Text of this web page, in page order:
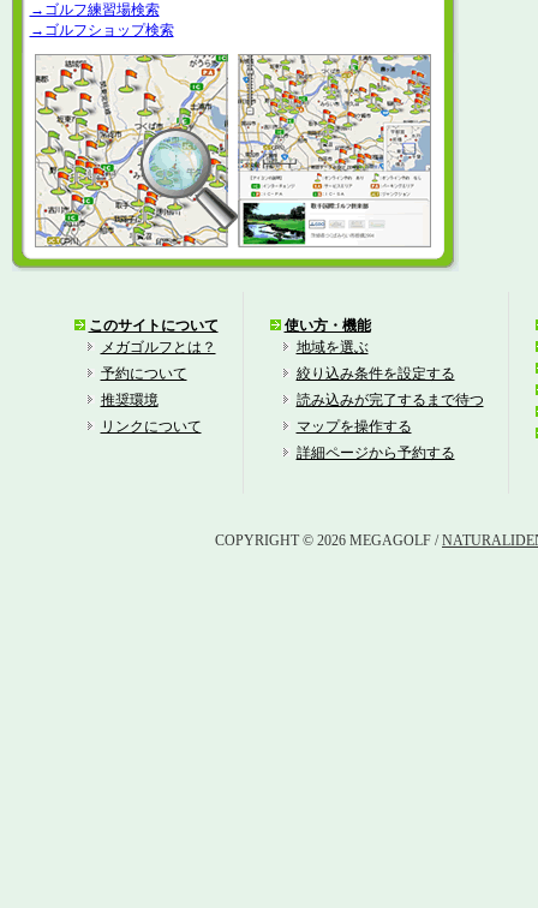
→ゴルフ練習場検索
→ゴルフショップ検索
このサイトについて
メガゴルフとは？
予約について
推奨環境
リンクについて
使い方・機能
地域を選ぶ
絞り込み条件を設定する
読み込みが完了するまで待つ
マップを操作する
詳細ページから予約する
COPYRIGHT © 2026 MEGAGOLF /